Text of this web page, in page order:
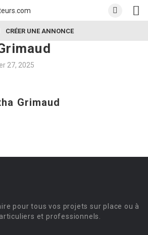
CRÉER UNE ANNONCE
27, 2025
Grimaud
pour tous vos projets sur place ou à
et professionnels.